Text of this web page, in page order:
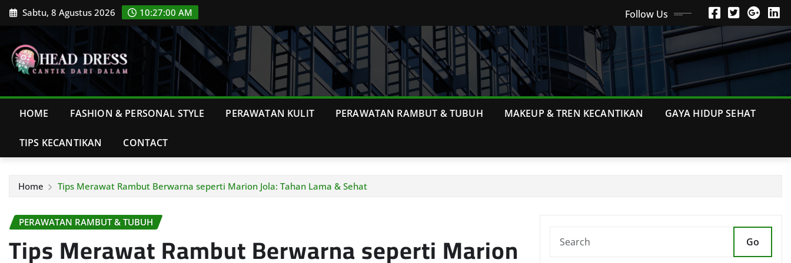
Skip Sabtu, 8 Agustus 2026 10:27:02 AM Follow Us
HOME FASHION & PERSONAL STYLE PERAWATAN KULIT PERAWATAN RAMBUT & TUBUH MAKEUP & TREN KECANTIKAN GAYA HIDUP SEHAT
TIPS KECANTIKAN CONTACT
Home Tips Merawat Rambut Berwarna seperti Marion Jola: Tahan Lama & Sehat
PERAWATAN RAMBUT & TUBUH
Tips Merawat Rambut Berwarna seperti Marion Go